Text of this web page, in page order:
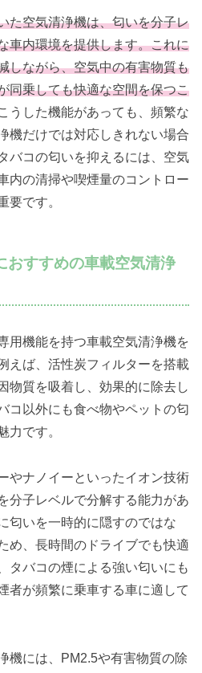
た空気清浄機は、匂いを分子レ
車内環境を提供します。これに
しながら、空気中の有害物質も
同乗しても快適な空間を保つこ
うした機能があっても、頻繁な
機だけでは対応しきれない場合
バコの匂いを抑えるには、空気
内の清掃や喫煙量のコントロー
要です。
おすすめの車載空気清浄
用機能を持つ車載空気清浄機を
えば、活性炭フィルターを搭載
物質を吸着し、効果的に除去し
コ以外にも食べ物やペットの匂
力です。
やナノイーといったイオン技術
分子レベルで分解する能力があ
匂いを一時的に隠すのではな
め、長時間のドライブでも快適
タバコの煙による強い匂いにも
者が頻繁に乗車する車に適して
機には、PM2.5や有害物質の除